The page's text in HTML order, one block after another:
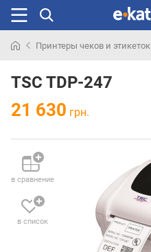
раньше
Принтеры чеков и этикеток
TSC TDP-247
21 630 грн.
в сравнение
в список